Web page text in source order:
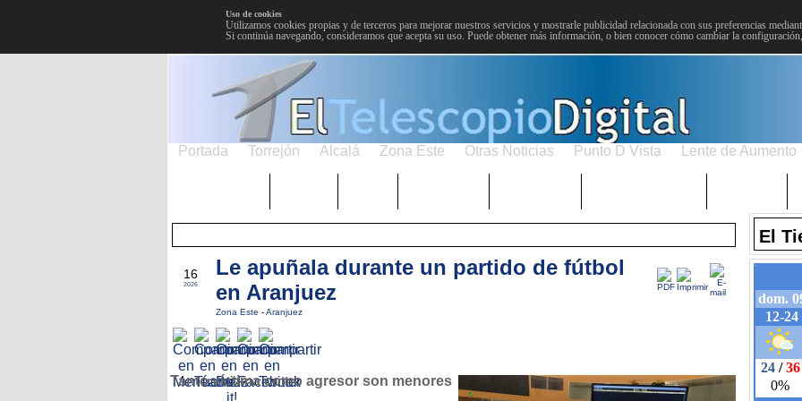
Uso de cookies
Utilizamos cookies propias y de terceros para mejorar nuestros servicios y mostrarle publicidad relacionada con sus preferencias
Si continúa navegando, consideramos que acepta su uso. Puede obtener más información, o bien conocer cómo cambiar la
Portada Torrejón Alcalá Zona Este Otras Noticias Punto D Vista Lente de Aumento
16
2026
Le apuñala durante un partido de fútbol
en Aranjuez
Zona Este -Aranjuez
Tanto víctima como agresor son menores
El